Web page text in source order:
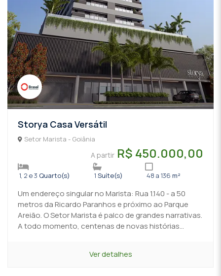
Storya Casa Versátil
Setor Marista - Goiânia
A partir R$ 450.000,00
1, 2 e 3 Quarto(s) 1 Suíte(s) 48 a 136 m²
Um endereço singular no Marista: Rua 1.140 - a 50
metros da Ricardo Paranhos e próximo ao Parque
Areião. O Setor Marista é palco de grandes narrativas.
A todo momento, centenas de novas histórias...
Ver detalhes